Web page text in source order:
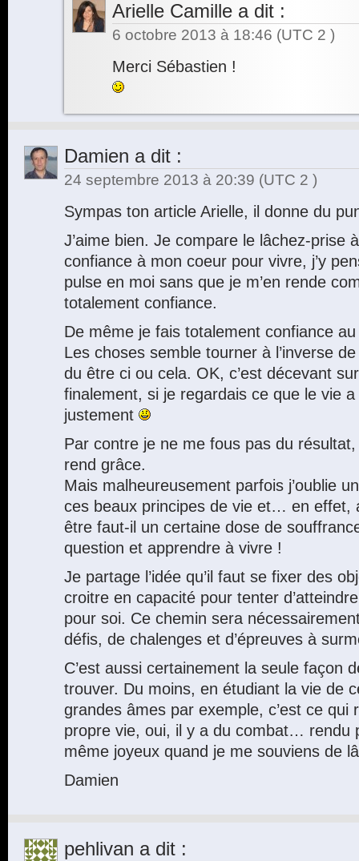
Arielle Camille a dit :
6 octobre 2013 à 18:46 (UTC 2 )
Merci Sébastien !
Damien a dit :
24 septembre 2013 à 20:39 (UTC 2 )
Sympas ton article Arielle, il donne du
J’aime bien. Je compare le lâchez-prise
confiance à mon coeur pour vivre, j’y
pulse en moi sans que je m’en rende
totalement confiance.
De même je fais totalement confiance
Les choses semble tourner à l’inverse
du être ci ou cela. OK, c’est décevant
finalement, si je regardais ce que le vie
justement
Par contre je ne me fous pas du
rend grâce.
Mais malheureusement parfois j’oublie
ces beaux principes de vie et… en effet,
être faut-il un certaine dose de
question et apprendre à vivre !
Je partage l’idée qu’il faut se fixer des
croitre en capacité pour tenter
pour soi. Ce chemin sera
défis, de chalenges et d’épreuves à
C’est aussi certainement la seule façon
trouver. Du moins, en étudiant la vie de
grandes âmes par exemple, c’est ce qui
propre vie, oui, il y a du combat… rendu
même joyeux quand je me souviens de
Damien
pehlivan a dit :